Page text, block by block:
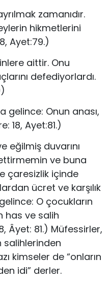
zamanıdır.
hikmetlerini
Ayet:79.)
aittir. Onu
defediyorlardı.
Onun anası,
18, Ayet:81.)
eğilmiş duvarını
ve buna
çaresizlik içinde
ücret ve karşılık
O çocukların
has ve salih
Âyet: 81.) Müfessirler,
salihlerinden
kimseler de “onların
idi” derler.